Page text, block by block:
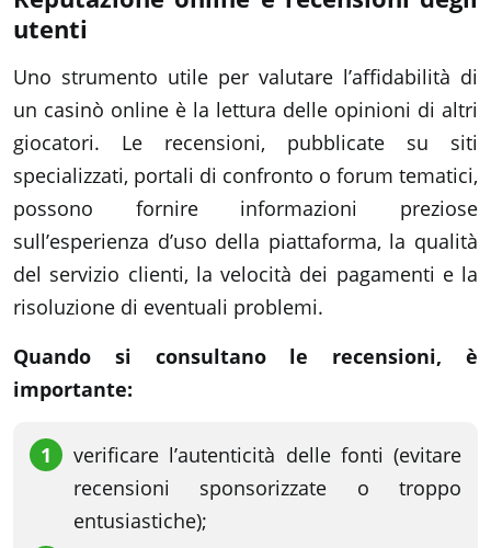
utenti
Uno strumento utile per valutare l’affidabilità di
un casinò online è la lettura delle opinioni di altri
giocatori. Le recensioni, pubblicate su siti
specializzati, portali di confronto o forum tematici,
possono fornire informazioni preziose
sull’esperienza d’uso della piattaforma, la qualità
del servizio clienti, la velocità dei pagamenti e la
risoluzione di eventuali problemi.
Quando si consultano le recensioni, è
importante:
verificare l’autenticità delle fonti (evitare
recensioni sponsorizzate o troppo
entusiastiche);